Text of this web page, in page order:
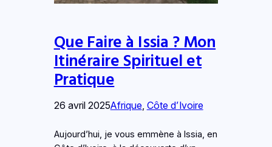
Que Faire à Issia ? Mon
Itinéraire Spirituel et
Pratique
26 avril 2025Afrique, Côte d’Ivoire
Aujourd’hui, je vous emmène à Issia, en